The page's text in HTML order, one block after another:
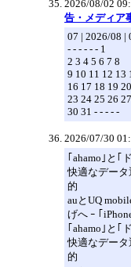
2026/08/02
告・メディア
07 | 2026/08 |
- - - - - - 1
2 3 4 5 6 7 8
9 10 11 12 13
16 17 18 19
23 24 25 26
30 31 - - - - -
2026/07/30
｢ahamo｣と｢
快適なデー
的
auとUQ
げへ ｰ ｢
｢ahamo｣と｢
快適なデー
的